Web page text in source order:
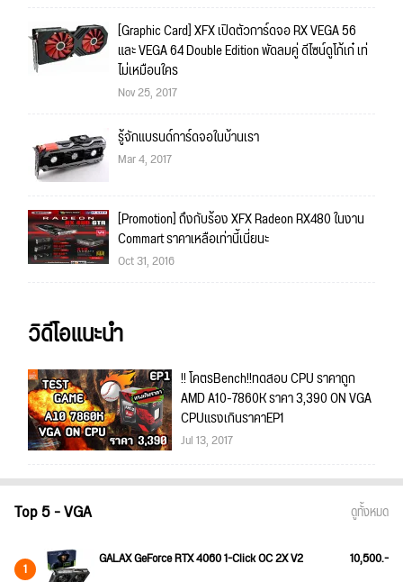
[Graphic Card] XFX เปิดตัวการ์ดจอ RX VEGA 56
และ VEGA 64 Double Edition พัดลมคู่ ดีไซน์ดูโก้เก๋ เท่
ไม่เหมือนใคร
Nov 25, 2017
รู้จักแบรนด์การ์ดจอในบ้านเรา
Mar 4, 2017
[Promotion] ถึงกับร้อง XFX Radeon RX480 ในงาน
Commart ราคาเหลือเท่านี้เนี่ยนะ
Oct 31, 2016
วิดีโอแนะนำ
!! โคตรBench!!ทดสอบ CPU ราคาถูก
AMD A10-7860K ราคา 3,390 ON VGA
CPUแรงเกินราคาEP1
Jul 13, 2017
Top 5 - VGA ดูทั้งหมด
1 GALAX GeForce RTX 4060 1-Click OC 2X V2 10,500.-